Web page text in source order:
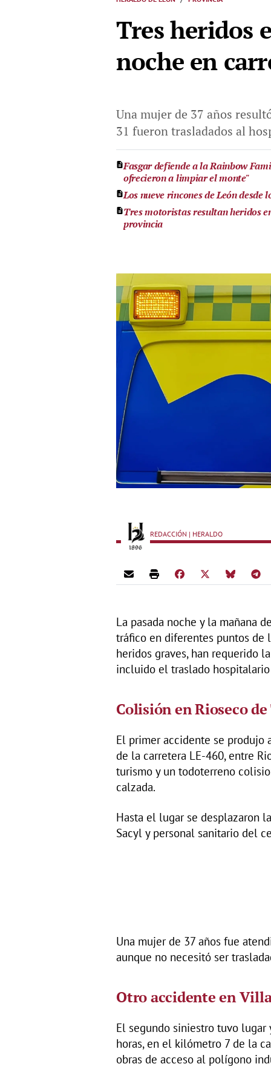
Tres heridos
noche en
Una mujer de 37 años
31 fueron trasladados al
Fasgar defiende a la Rainbow
ofrecieron a limpiar el monte"
Los nueve rincones de León desde
Tres motoristas resultan heridos
provincia
REDACCIÓN | HERALDO
La pasada noche y la mañana
tráfico en diferentes puntos de
heridos graves, han requerido
incluido el traslado hospitalario
Colisión en Rioseco
El primer accidente se produjo
de la carretera LE-460, entre
turismo y un todoterreno
calzada.
Hasta el lugar se desplazaron
Sacyl y personal sanitario del
Una mujer de 37 años fue
aunque no necesitó ser
Otro accidente en
El segundo siniestro tuvo lugar
horas, en el kilómetro 7 de la
obras de acceso al polígono